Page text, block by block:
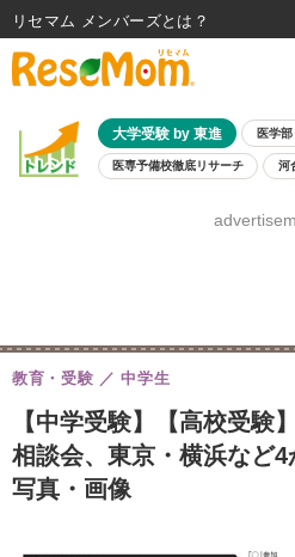
大学受験 by 東進 医学部
医専予備校徹底リサーチ 河
8月開催学校説明会
【中学受験】【高校受験
相談会、東京・横浜など
写真・画像
教育・受験 中学生
リセマム メンバーズ